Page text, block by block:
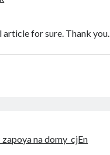
article for sure. Thank you.
na domy_cjEn